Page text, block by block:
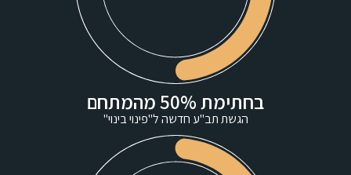
בחתימת 50% מהמתחם
הגשת תב"ע חדשה ל"פינוי בינוי"